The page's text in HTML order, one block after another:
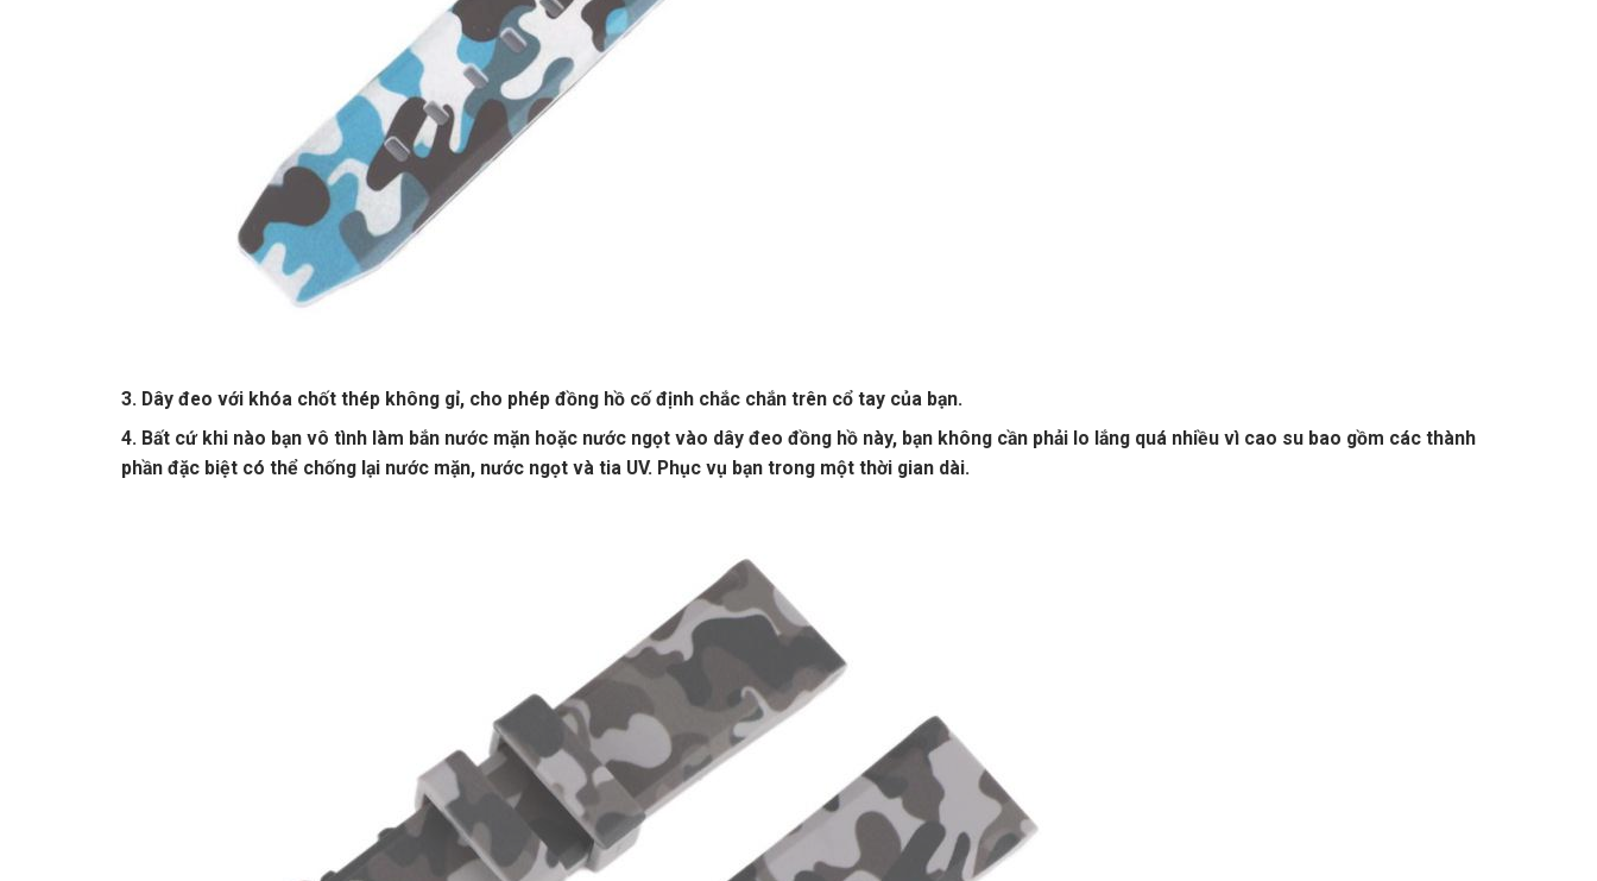
3. Dây đeo với khóa chốt thép không gỉ, cho phép đồng hồ cố định chắc chắn trên cổ tay của bạn.
4. Bất cứ khi nào bạn vô tình làm bắn nước mặn hoặc nước ngọt vào dây đeo đồng hồ này, bạn không cần phải lo lắng quá nhiều vì cao su bao gồm các thành
phần đặc biệt có thể chống lại nước mặn, nước ngọt và tia UV. Phục vụ bạn trong một thời gian dài.